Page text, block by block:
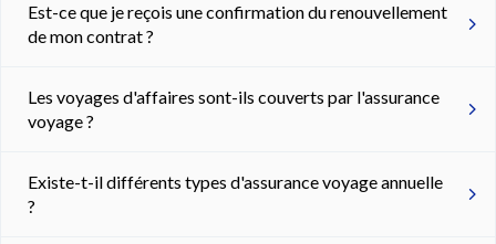
Est-ce que je reçois une confirmation du renouvellement
de mon contrat ?
Les voyages d'affaires sont-ils couverts par l'assurance
voyage ?
Existe-t-il différents types d'assurance voyage annuelle
?